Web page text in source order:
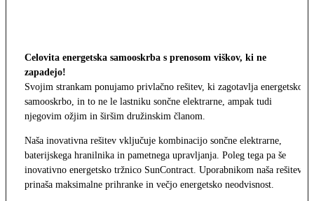
Celovita energetska samooskrba s prenosom viškov, ki ne
zapadejo!
Svojim strankam ponujamo privlačno rešitev, ki zagotavlja energetsko
samooskrbo, in to ne le lastniku sončne elektrarne, ampak tudi
njegovim ožjim in širšim družinskim članom.
Naša inovativna rešitev vključuje kombinacijo sončne elektrarne,
baterijskega hranilnika in pametnega upravljanja. Poleg tega pa še
inovativno energetsko tržnico SunContract. Uporabnikom naša rešitev
prinaša maksimalne prihranke in večjo energetsko neodvisnost.